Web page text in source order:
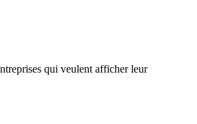
qui veulent afficher leur